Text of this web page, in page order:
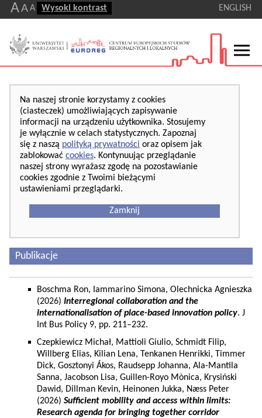
AA A Wysoki kontrast ENGLISH
Na naszej stronie korzystamy z cookies
(ciasteczek) umożliwiających zapisywanie
informacji na urządzeniu użytkownika. Stosujemy
je wyłącznie w celach statystycznych. Zapoznaj
się z naszą polityką prywatności oraz opisem jak
zablokować cookies. Kontynuując przeglądanie
naszej strony wyrażasz zgodę na pozostawianie
cookies zgodnie z Twoimi bieżącymi
ustawieniami przeglądarki.
Zamknij
Publikacje
Boschma Ron, Iammarino Simona, Olechnicka Agnieszka
(2026) Interregional collaboration and the
internationalisation of place-based innovation policy. J
Int Bus Policy 9, pp. 211–232.
Czepkiewicz Michał, Mattioli Giulio, Schmidt Filip,
Willberg Elias, Kilian Lena, Tenkanen Henrikki, Timmer
Dick, Gosztonyi Ákos, Raudsepp Johanna, Ala-Mantila
Sanna, Jacobson Lisa, Guillen-Royo Mònica, Krysiński
Dawid, Dillman Kevin, Heinonen Jukka, Næss Peter
(2026) Sufficient mobility and access within limits:
Research agenda for bringing together corridor